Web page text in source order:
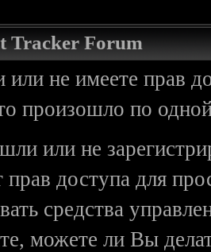
Tracker Forum
не имеете прав
произошло по
или не
прав доступа для
средства
можете ли Вы